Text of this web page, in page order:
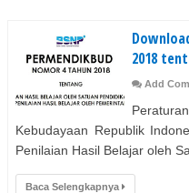
2018
Add
Kebudayaan Republik
Penilaian Hasil Belajar oleh
Baca Selengkapnya